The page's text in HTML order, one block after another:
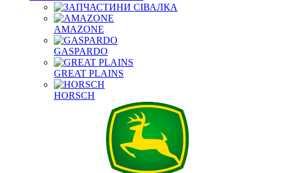
AMAZONE
GASPARDO
GREAT PLAINS
HORSCH